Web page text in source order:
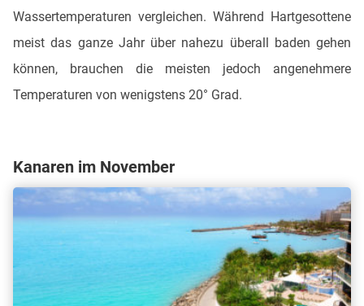
Wassertemperaturen vergleichen. Während Hartgesottene
meist das ganze Jahr über nahezu überall baden gehen
können, brauchen die meisten jedoch angenehmere
Temperaturen von wenigstens 20° Grad.
Kanaren im November